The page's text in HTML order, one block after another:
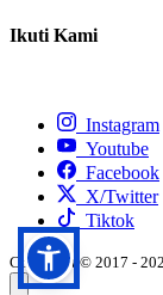
Ikuti Kami
Instagram
Youtube
Facebook
X/Twitter
Tiktok
Copyright © 2017 -